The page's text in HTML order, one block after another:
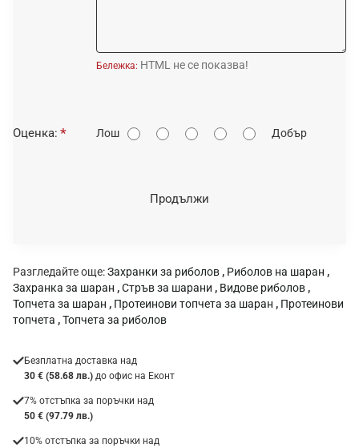
Бележка: HTML не се показва!
О
Оценка: Лош Добър
Продължи
Разгледайте още:Захранки за риболов , Риболов на шаран ,
Захранка за шаран ,Стръв за шарани , Видове риболов ,
Топчета за шаран , Протеинови топчета за шаран , Протеинови
топчета ,Топчета за риболов
Безплатна доставка над
30 € (58.68 лв.) до офис на Еконт
7% отстъпка за поръчки над
50 € (97.79 лв.)
10% отстъпка за поръчки над